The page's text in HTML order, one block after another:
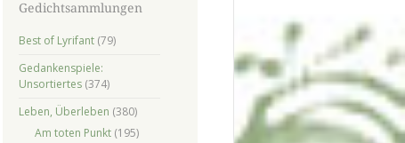
Gedichtsammlungen
Best of Lyrifant(79)
Gedankenspiele:
Unsortiertes(374)
Leben, Überleben (380)
Am toten Punkt(195)